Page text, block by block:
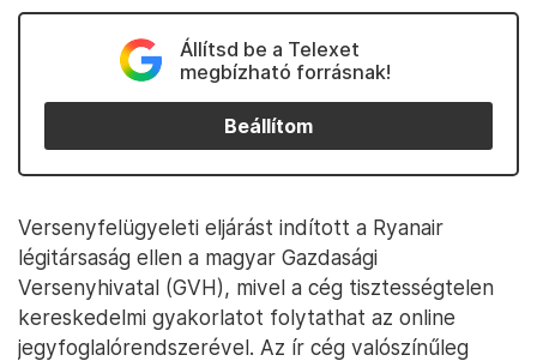
Állítsd be a Telexet
megbízható forrásnak!
Beállítom
Versenyfelügyeleti eljárást indított a Ryanair
légitársaság ellen a magyar Gazdasági
Versenyhivatal (GVH), mivel a cég tisztességtelen
kereskedelmi gyakorlatot folytathat az online
jegyfoglalórendszerével. Az ír cég valószínűleg